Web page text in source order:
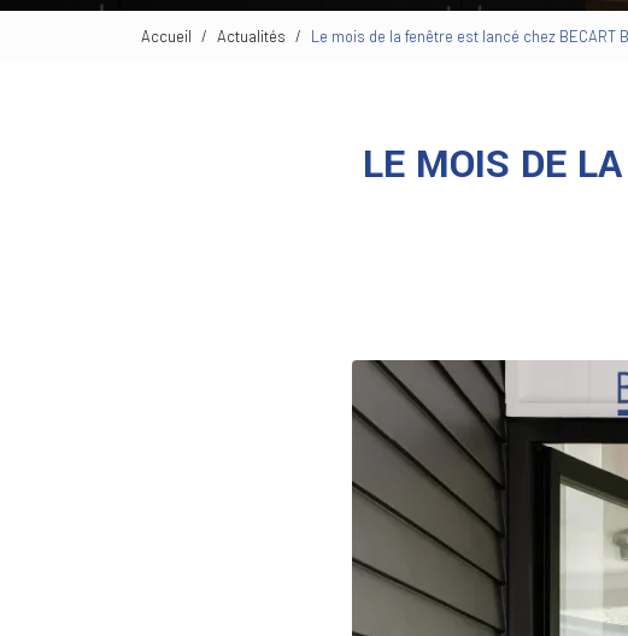
Accueil Actualités Le mois de la fenêtre est lancé chez BECART
LE MOIS DE